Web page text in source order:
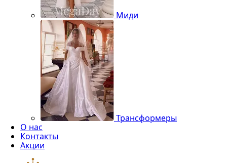
Миди
Трансформеры
О нас
Контакты
Акции